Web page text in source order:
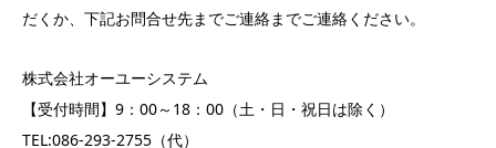
だくか、下記お問合せ先までご連絡までご連絡ください。
株式会社オーユーシステム
【受付時間】9：00～18：00（土・日・祝日は除く）
TEL:086-293-2755（代）